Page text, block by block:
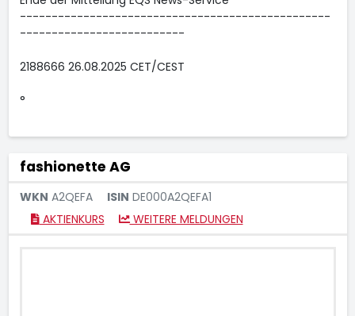
-------------------------------------------------
--------------------------
2188666 26.08.2025 CET/CEST
°
fashionette AG
WKN A2QEFA ISIN DE000A2QEFA1
AKTIENKURS
WEITERE MELDUNGEN